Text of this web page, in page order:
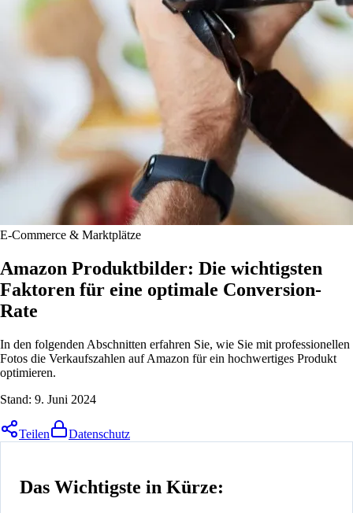
E-Commerce & Marktplätze
Amazon Produktbilder: Die wichtigsten
Faktoren für eine optimale Conversion-
Rate
In den folgenden Abschnitten erfahren Sie, wie Sie mit professionellen
Fotos die Verkaufszahlen auf Amazon für ein hochwertiges Produkt
optimieren.
Stand: 9. Juni 2024
Teilen Datenschutz
Das Wichtigste in Kürze: